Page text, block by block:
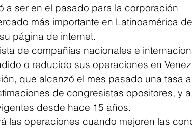
a ser en el pasado para la corporación
más importante en Latinoamérica
página de internet.
de compañías nacionales e
o reducido sus operaciones en
que alcanzó el mes pasado una tasa
de congresistas opositores, y
desde hace 15 años.
las operaciones cuando mejoren las